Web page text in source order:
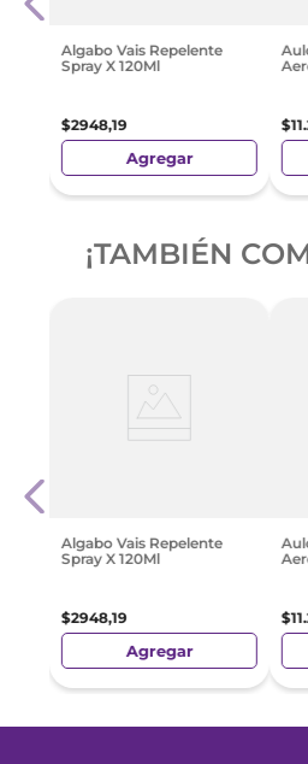
Algabo Vais Repelente
Spray X 120Ml
$2948,19
Agregar
$11.
¡TAMBIÉN
Algabo Vais Repelente
Spray X 120Ml
$2948,19
Agregar
$11.